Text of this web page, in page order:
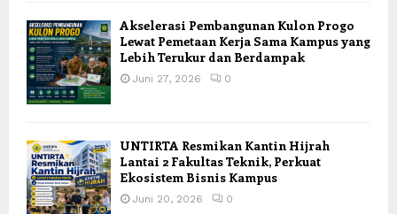
Akselerasi Pembangunan Kulon Progo
Lewat Pemetaan Kerja Sama Kampus yang
Lebih Terukur dan Berdampak
Juni 27, 2026 0
UNTIRTA Resmikan Kantin Hijrah
Lantai 2 Fakultas Teknik, Perkuat
Ekosistem Bisnis Kampus
Juni 20, 2026 0